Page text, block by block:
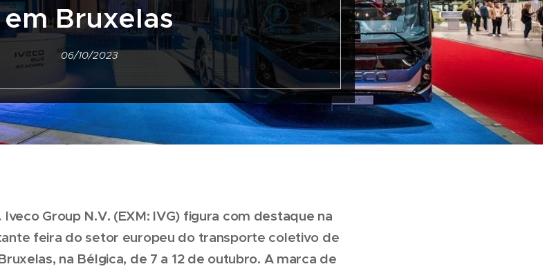
em Bruxelas
06/10/2023
Iveco Group N.V. (EXM: IVG) figura com destaque na
feira do setor europeu do transporte coletivo de
na Bélgica, de 7 a 12 de outubro. A marca de